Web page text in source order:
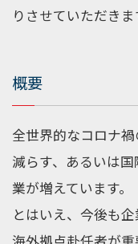
りさせていただきま
概要
全世界的なコロナ
減らす、あるいは
業が増えています。
とはいえ、今後も